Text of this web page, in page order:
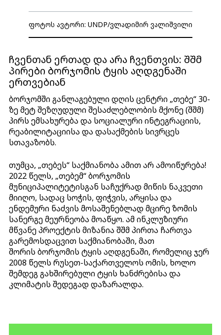
ფოტოს ავტორი: UNDP/ვლადიმირ ვალიშვილი
ჩვენთან ერთად და არა ჩვენთვის: შშმ
პირები ბორჯომის ტყის აღდგენაში
ერთვებიან
ბორჯომში განლაგებული დღის ცენტრი „თებე“ 30-
ზე მეტ შეზღუდული შესაძლებლობის მქონე (შშმ)
პირს ემსახურება და სოციალური ინტეგრაციის,
რეაბილიტაციისა და დასაქმების სივრცეს
სთავაზობს.
თუმცა, „თებეს“ საქმიანობა ამით არ ამოიწურება!
2022 წელს, „თებემ“ ბორჯომის
მუნიციპალიტეტისგან საჩუქრად მიწის ნაკვეთი
მიიღო, სადაც სოჭის, ფიჭვის, არყისა და
ენდემური ნაძვის მოსაშენებლად მცირე ზომის
სანერგე მეურნეობა მოაწყო. ამ ინკლუზიური
მწვანე პროექტის მიზანია შშმ პირთა ჩართვა
გარემოსდაცვით საქმიანობაში, მათ
შორის ბორჯომის ტყის აღდგენაში, რომელიც ჯერ
2008 წელს რუსეთ-საქართველოს ომის, ხოლო
შემდეგ გახშირებული ტყის ხანძრებისა და
კლიმატის შედეგად დაზარალდა.